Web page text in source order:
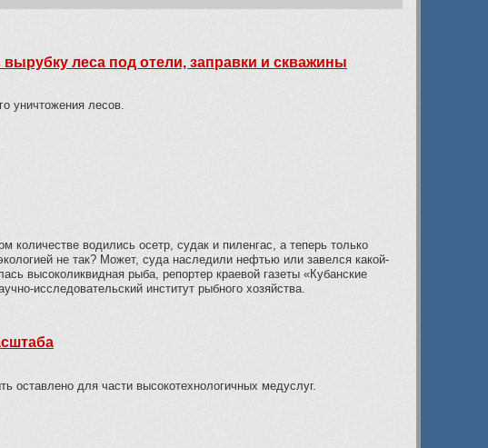
вырубку леса под отели, заправки и скважины
уничтожения лесов.
количестве водились осетр, судак и пиленгас, а теперь только
не так? Может, суда наследили нефтью или завелся какой-
высоколиквидная рыба, репортер краевой газеты «Кубанские
исследовательский институт рыбного хозяйства.
оставлено для части высокотехнологичных медуслуг.